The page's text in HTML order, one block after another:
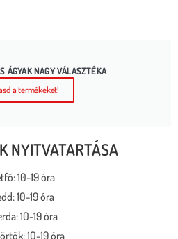
ÁGYAK NAGY VÁLASZTÉKA
a termékeket!
NYITVATARTÁSA
10-19 óra
10-19 óra
10-19 óra
10-19 óra